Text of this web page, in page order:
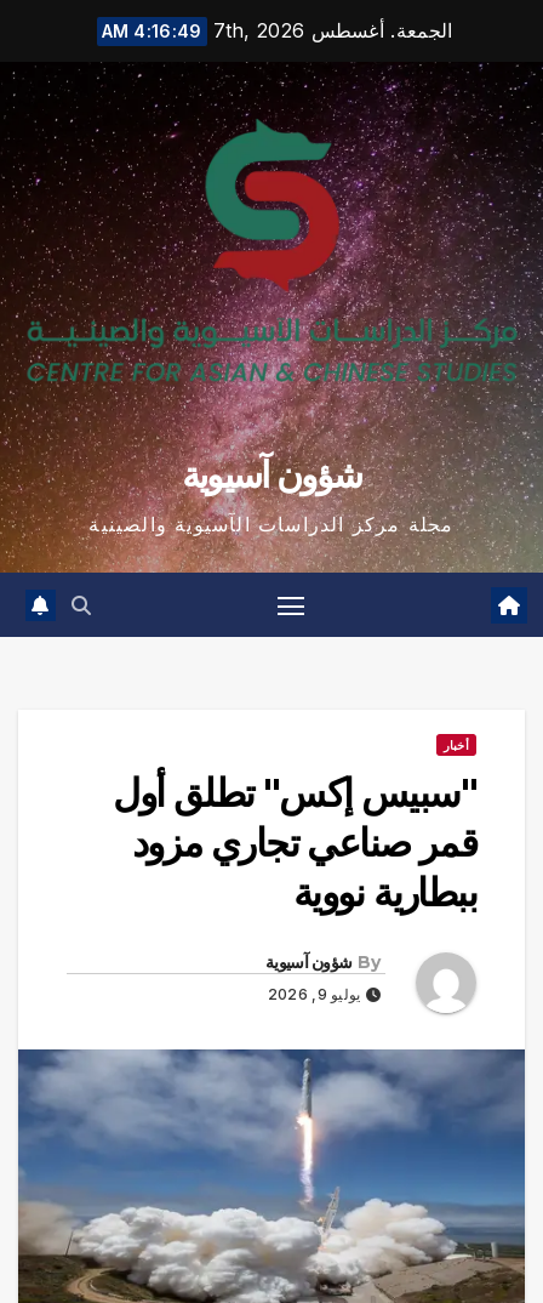
content
الجمعة. أغسطس 7th, 2026 4:16:50 AM
شؤون آسيوية
مجلة مركز الدراسات الآسيوية والصينية
أخبار
"سبيس إكس" تطلق أول
قمر صناعي تجاري مزود
ببطارية نووية
By شؤون آسيوية
يوليو 9, 2026